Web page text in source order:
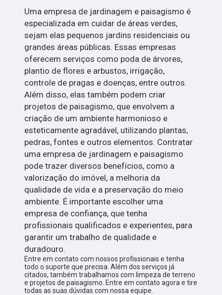
Uma empresa de jardinagem e paisagismo é
especializada em cuidar de áreas verdes,
sejam elas pequenos jardins residenciais ou
grandes áreas públicas. Essas empresas
oferecem serviços como poda de árvores,
plantio de flores e arbustos, irrigação,
controle de pragas e doenças, entre outros.
Além disso, elas também podem criar
projetos de paisagismo, que envolvem a
criação de um ambiente harmonioso e
esteticamente agradável, utilizando plantas,
pedras, fontes e outros elementos. Contratar
uma empresa de jardinagem e paisagismo
pode trazer diversos benefícios, como a
valorização do imóvel, a melhoria da
qualidade de vida e a preservação do meio
ambiente. É importante escolher uma
empresa de confiança, que tenha
profissionais qualificados e experientes, para
garantir um trabalho de qualidade e
duradouro.
Entre em contato com nossos profissionais e tenha
todo o suporte que precisa. Além dos serviços já
citados, também trabalhamos com limpeza de terreno
e projetos de paisagismo. Entre em contato agora e tire
todas as suas dúvidas com nossa equipe.